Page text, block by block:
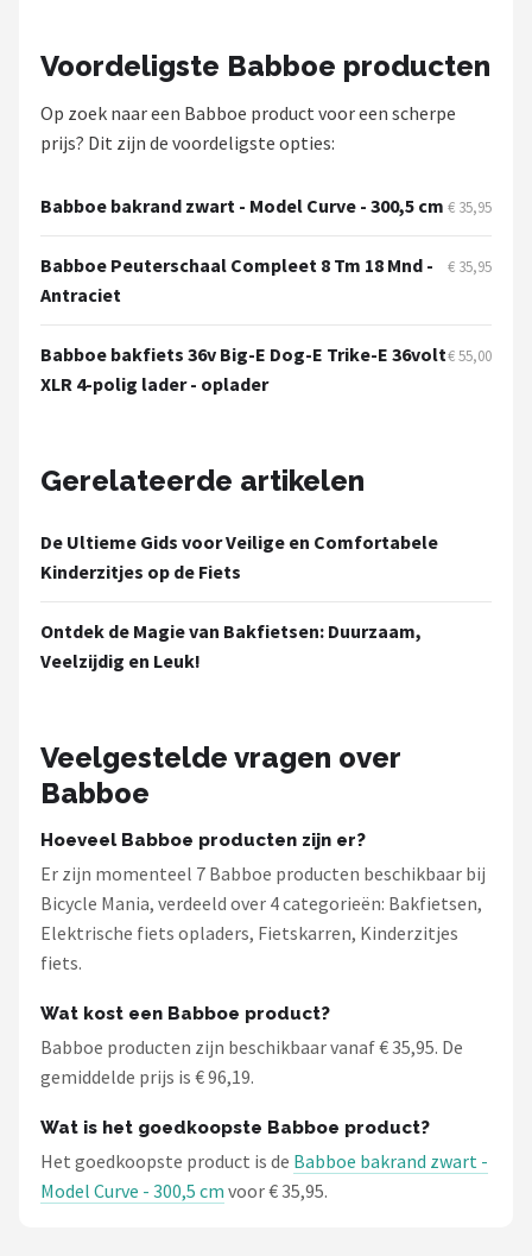
Cortina
Alle merken →
Voordeligste Babboe producten
Op zoek naar een Babboe product voor een scherpe
prijs? Dit zijn de voordeligste opties:
Babboe bakrand zwart - Model Curve - 300,5 cm € 35,95
Babboe Peuterschaal Compleet 8 Tm 18 Mnd -
Antraciet
€ 35,95
Babboe bakfiets 36v Big-E Dog-E Trike-E 36volt
XLR 4-polig lader - oplader
€ 55,00
Gerelateerde artikelen
De Ultieme Gids voor Veilige en Comfortabele
Kinderzitjes op de Fiets
Ontdek de Magie van Bakfietsen: Duurzaam,
Veelzijdig en Leuk!
Veelgestelde vragen over
Babboe
Hoeveel Babboe producten zijn er?
Er zijn momenteel 7 Babboe producten beschikbaar bij
Bicycle Mania, verdeeld over 4 categorieën: Bakfietsen,
Elektrische fiets opladers, Fietskarren, Kinderzitjes
fiets.
Wat kost een Babboe product?
Babboe producten zijn beschikbaar vanaf € 35,95. De
gemiddelde prijs is € 96,19.
Wat is het goedkoopste Babboe product?
Het goedkoopste product is de Babboe bakrand zwart -
Model Curve - 300,5 cm voor € 35,95.